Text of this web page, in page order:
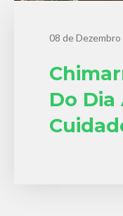
08 de
Do Dia